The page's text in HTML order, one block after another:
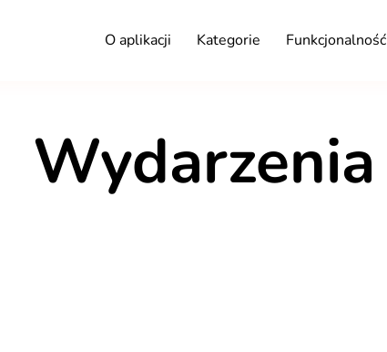
O aplikacji Kategorie Funkcjonalność
Wydarzenia